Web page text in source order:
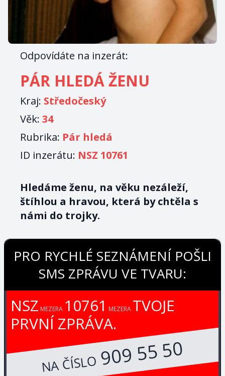
Odpovídáte na inzerát:
PÁR HLEDÁ ŽENU
Kraj: Středočeský
Věk: 34
Rubrika: Pár hledá
ID inzerátu: NSZ 10761
Hledáme ženu, na věku nezáleží,
štíhlou a hravou, která by chtěla s
námi do trojky.
PRO RYCHLÉ SEZNÁMENÍ POŠLI
SMS ZPRÁVU VE TVARU:
NSZ MEZERA 10761 MEZERA TVOJE
PRVNÍ ZPRÁVA.
NA ČÍSLO909 55 50